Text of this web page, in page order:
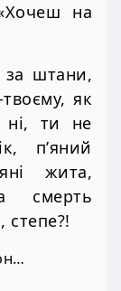
на
штани,
як
ні, ти не
п’яний
жита,
смерть
степе?!